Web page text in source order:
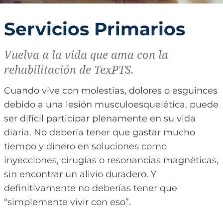
Servicios Primarios
Vuelva a la vida que ama con la
rehabilitación de TexPTS.
Cuando vive con molestias, dolores o esguinces
debido a una lesión musculoesquelética, puede
ser difícil participar plenamente en su vida
diaria. No debería tener que gastar mucho
tiempo y dinero en soluciones como
inyecciones, cirugías o resonancias magnéticas,
sin encontrar un alivio duradero. Y
definitivamente no deberías tener que
“simplemente vivir con eso”.